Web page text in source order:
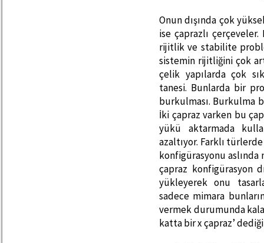
Onun dışında çok
ise çaprazlı
rijitlik ve stabilite
sistemin rijitliğini çok
çelik yapılarda çok
tanesi. Bunlarda bir
burkulması. Burkulma
İki çapraz varken bu
yükü aktarmada
azaltıyor. Farklı
konfigürasyonu
çapraz konfigürasyon
yükleyerek onu
sadece mimara
vermek durumunda
katta bir x çapraz’